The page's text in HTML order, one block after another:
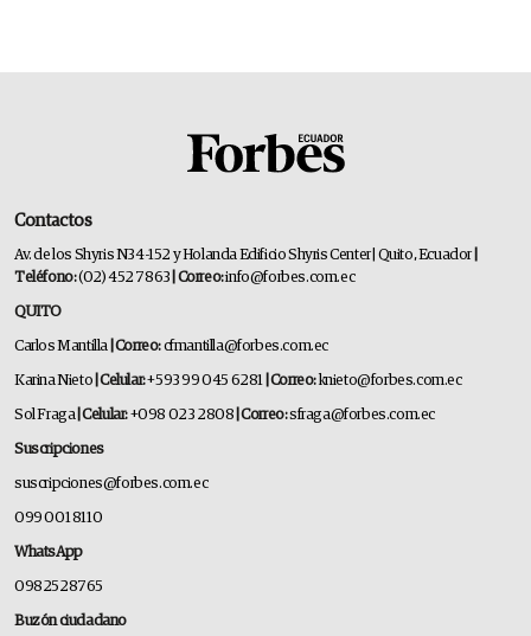
Contactos
Av. de los Shyris N34-152 y Holanda Edificio Shyris Center | Quito, Ecuador
Teléfono:(02) 452 7863 | Correo:info@forbes.com.ec
QUITO
Carlos Mantilla | Correo:cfmantilla@forbes.com.ec
Karina Nieto | Celular:+593 99 045 6281 | Correo:knieto@forbes.com.ec
Sol Fraga| Celular:+098 023 2808 | Correo:sfraga@forbes.com.ec
Suscripciones
suscripciones@forbes.com.ec
099 001 8110
WhatsApp
0982528765
Buzón ciudadano